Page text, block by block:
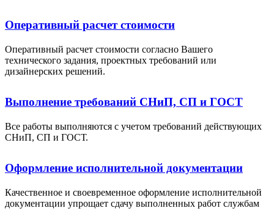
Оперативный расчет стоимости
Оперативный расчет стоимости согласно Вашего
технического задания, проектных требований или
дизайнерских решений.
Выполнение требований СНиП, СП и ГОСТ
Все работы выполняются с учетом требований действующих
СНиП, СП и ГОСТ.
Оформление исполнительной документации
Качественное и своевременное оформление исполнительной
документации упрощает сдачу выполненных работ службам